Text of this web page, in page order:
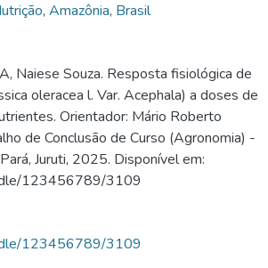
, Amazônia, Brasil
Naiese Souza. Resposta fisiológica de
oleracea l. Var. Acephala) a doses de
Orientador: Mário Roberto
de Conclusão de Curso (Agronomia) -
Juruti, 2025. Disponível em:
123456789/3109
123456789/3109